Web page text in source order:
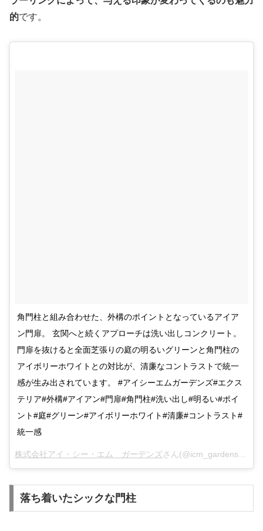
的です。
角門柱と組み合わせた、外構のポイントとなっているアイア
ン門扉。 玄関へと続くアプローチは洗い出しコンクリート。
門扉を抜けると全面芝張りの庭の明るいグリーンと角門柱の
アイボリーホワイトとの対比が、清廉なコントラストで統一
感が生み出されています。 #アイシーエムガーデンズ#エクス
テリア#外構#アイアン#門扉#角門柱#洗い出し#明るい#ポイ
ント#庭#グリーン#アイボリーホワイト#清廉#コントラスト#
統一感
株式会社アイ・シー・エム ガーデンズさん(@icm_gardens)がシェアした投稿 –
落ち着いたシックな門柱